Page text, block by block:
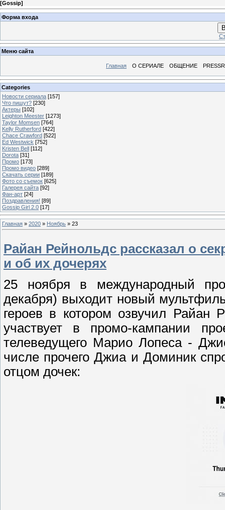
[Gossip]
Форма входа
Меню сайта
Главная О СЕРИАЛЕ ОБЩЕНИЕ
Categories
Новости сериала [157]
Что пишут? [230]
Актеры [102]
Leighton Meester [1273]
Taylor Momsen [764]
Kelly Rutherford [422]
Chace Crawford [522]
Ed Westwick [752]
Kristen Bell [112]
Dorota [31]
Промо [173]
Промо видео [289]
Скачать серии [189]
Фото со съемок [625]
Галерея сайта [92]
Фан-арт [24]
Поздравления! [89]
Gossip Girl 2.0 [17]
Главная » 2020 » Ноябрь » 23
Райан Рейнольдс рассказал о
и об их дочерях
25 ноября в международный
декабря) выходит новый
героев в котором озвучил Райан
участвует в промо-кампании
телеведущего Марио Лопеса -
числе прочего Джиа и Доминик
отцом дочек: